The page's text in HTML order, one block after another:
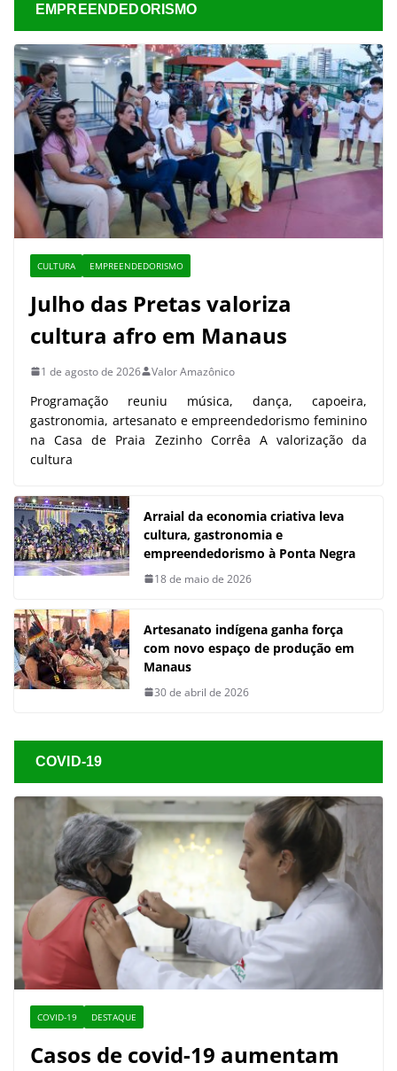
EMPREENDEDORISMO
CULTURA EMPREENDEDORISMO
Julho das Pretas valoriza
cultura afro em Manaus
1 de agosto de 2026 Valor Amazônico
Programação reuniu música, dança, capoeira,
gastronomia, artesanato e empreendedorismo feminino
na Casa de Praia Zezinho Corrêa A valorização da
cultura
Arraial da economia criativa leva
cultura, gastronomia e
empreendedorismo à Ponta Negra
18 de maio de 2026
Artesanato indígena ganha força
com novo espaço de produção em
Manaus
30 de abril de 2026
COVID-19
COVID-19 DESTAQUE
Casos de covid-19 aumentam